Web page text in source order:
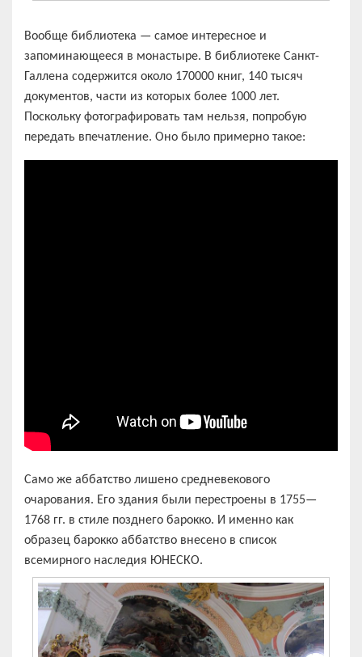
Вообще библиотека — самое интересное и
запоминающееся в монастыре. В библиотеке Санкт-
Галлена содержится около 170000 книг, 140 тысяч
документов, части из которых более 1000 лет.
Поскольку фотографировать там нельзя, попробую
передать впечатление. Оно было примерно такое:
Само же аббатство лишено средневекового
очарования. Его здания были перестроены в 1755—
1768 гг. в стиле позднего барокко. И именно как
образец барокко аббатство внесено в список
всемирного наследия ЮНЕСКО.